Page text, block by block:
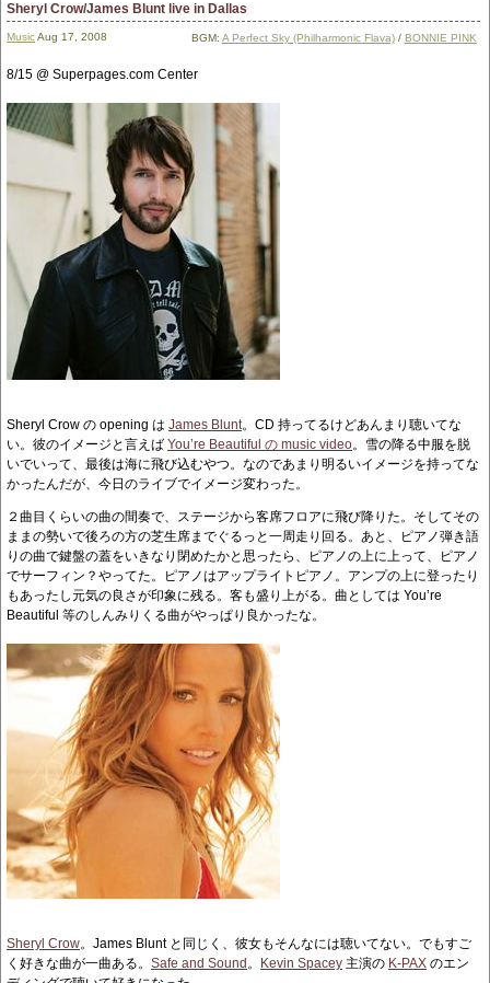
Sheryl Crow/James Blunt live in Dallas
MusicAug 17, 2008 BGM: A Perfect Sky (Philharmonic Flava)/ BONNIE PINK
8/15 @ Superpages.com Center
Sheryl Crow の opening は James Blunt。CD 持ってるけどあんまり聴いてな
い。彼のイメージと言えば You’re Beautiful の music video。雪の降る中服を脱
いでいって、最後は海に飛び込むやつ。なのであまり明るいイメージを持ってな
かったんだが、今日のライブでイメージ変わった。
２曲目くらいの曲の間奏で、ステージから客席フロアに飛び降りた。そしてその
ままの勢いで後ろの方の芝生席までぐるっと一周走り回る。あと、ピアノ弾き語
りの曲で鍵盤の蓋をいきなり閉めたかと思ったら、ピアノの上に上って、ピアノ
でサーフィン？やってた。ピアノはアップライトピアノ。アンプの上に登ったり
もあったし元気の良さが印象に残る。客も盛り上がる。曲としては You’re
Beautiful 等のしんみりくる曲がやっぱり良かったな。
Sheryl Crow。James Blunt と同じく、彼女もそんなには聴いてない。でもすご
く好きな曲が一曲ある。 Safe and Sound 。 Kevin Spacey 主演の K-PAX のエン